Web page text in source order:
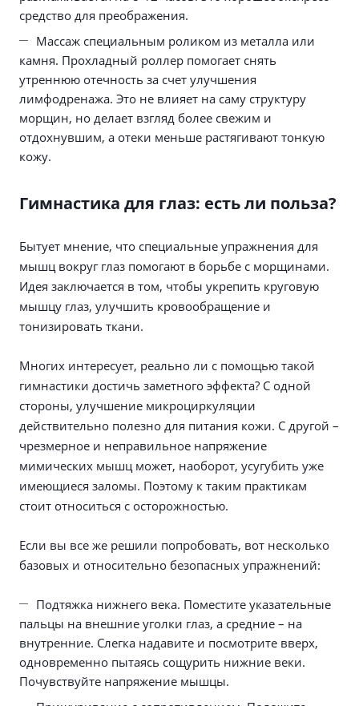
средство для преображения.
Массаж специальным роликом из металла или
камня. Прохладный роллер помогает снять
утреннюю отечность за счет улучшения
лимфодренажа. Это не влияет на саму структуру
морщин, но делает взгляд более свежим и
отдохнувшим, а отеки меньше растягивают тонкую
кожу.
Гимнастика для глаз: есть ли польза?
Бытует мнение, что специальные упражнения для
мышц вокруг глаз помогают в борьбе с морщинами.
Идея заключается в том, чтобы укрепить круговую
мышцу глаз, улучшить кровообращение и
тонизировать ткани.
Многих интересует, реально ли с помощью такой
гимнастики достичь заметного эффекта? С одной
стороны, улучшение микроциркуляции
действительно полезно для питания кожи. С другой –
чрезмерное и неправильное напряжение
мимических мышц может, наоборот, усугубить уже
имеющиеся заломы. Поэтому к таким практикам
стоит относиться с осторожностью.
Если вы все же решили попробовать, вот несколько
базовых и относительно безопасных упражнений:
Подтяжка нижнего века. Поместите указательные
пальцы на внешние уголки глаз, а средние – на
внутренние. Слегка надавите и посмотрите вверх,
одновременно пытаясь сощурить нижние веки.
Почувствуйте напряжение мышцы.